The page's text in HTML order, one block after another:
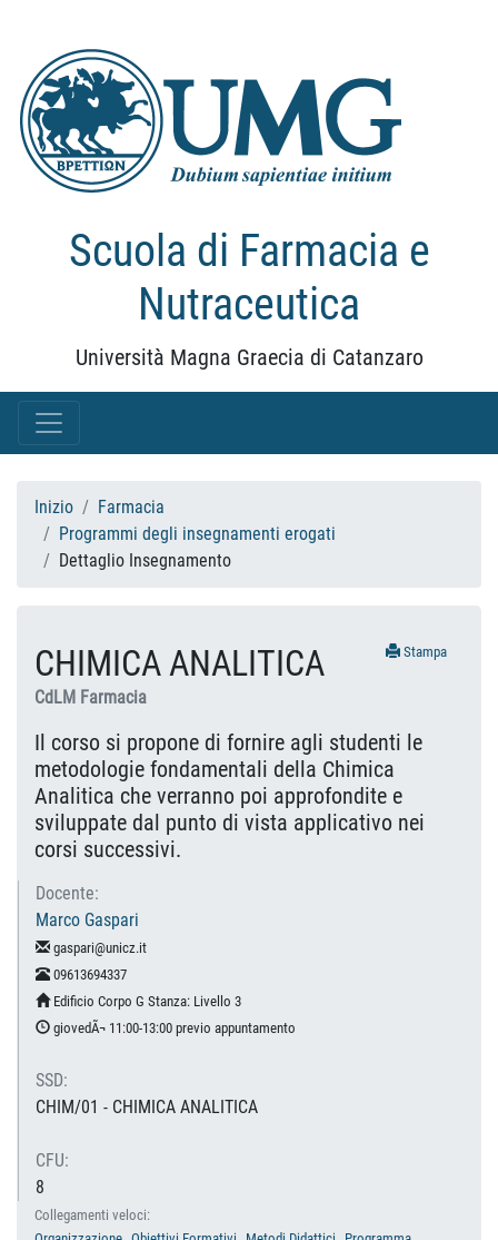
Scuola di Farmacia e
Nutraceutica
Università Magna Graecia di Catanzaro
Inizio
Farmacia
Programmi degli insegnamenti erogati
Dettaglio Insegnamento
Stampa
CHIMICA ANALITICA
CdLM Farmacia
Il corso si propone di fornire agli studenti le
metodologie fondamentali della Chimica
Analitica che verranno poi approfondite e
sviluppate dal punto di vista applicativo nei
corsi successivi.
Docente:
Marco Gaspari
gaspari@unicz.it
09613694337
Edificio Corpo G Stanza: Livello 3
giovedÃ¬ 11:00-13:00 previo appuntamento
SSD:
CHIM/01 - CHIMICA ANALITICA
CFU:
8
Collegamenti veloci: